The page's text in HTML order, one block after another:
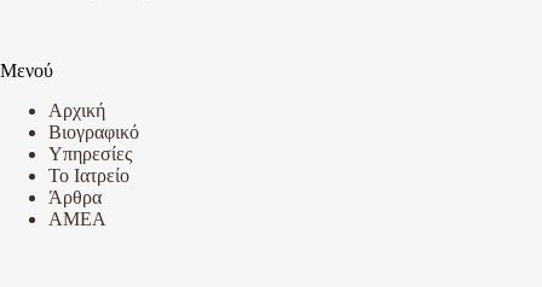
Μενού
Αρχική
Βιογραφικό
Υπηρεσίες
Το Ιατρείο
Άρθρα
AMEA